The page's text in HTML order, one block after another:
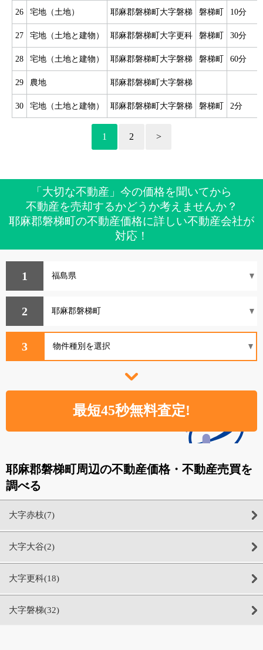
26 宅地（土地） 耶麻郡磐梯町大字磐梯 磐梯町 10分
27 宅地（土地と建物） 耶麻郡磐梯町大字更科 磐梯町 30分
28 宅地（土地と建物） 耶麻郡磐梯町大字磐梯 磐梯町 60分
29 農地 耶麻郡磐梯町大字磐梯
30 宅地（土地と建物） 耶麻郡磐梯町大字磐梯 磐梯町 2分
1 2 >
「大切な不動産」今の価格を聞いてから
不動産を売却するかどうか考えませんか？
耶麻郡磐梯町の不動産価格に詳しい不動産会社が
対応！
1
2
3
耶麻郡磐梯町周辺の不動産価格・不動産売買を
調べる
大字赤枝(7)
大字大谷(2)
大字更科(18)
大字磐梯(32)